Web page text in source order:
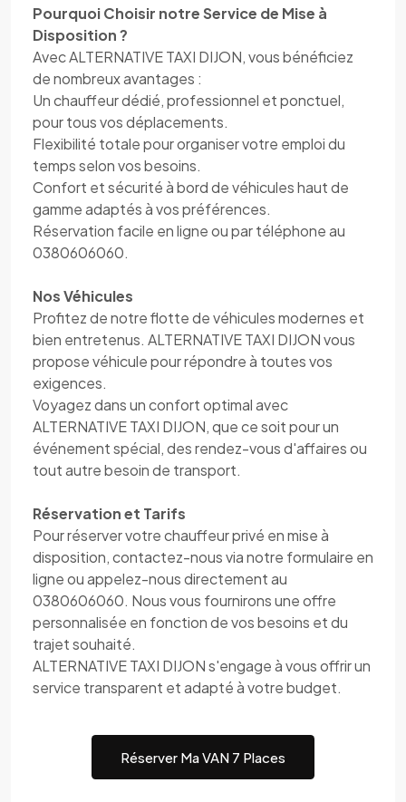
Pourquoi Choisir notre Service de Mise à
Disposition ?
Avec ALTERNATIVE TAXI DIJON, vous bénéficiez
de nombreux avantages :
Un chauffeur dédié, professionnel et ponctuel,
pour tous vos déplacements.
Flexibilité totale pour organiser votre emploi du
temps selon vos besoins.
Confort et sécurité à bord de véhicules haut de
gamme adaptés à vos préférences.
Réservation facile en ligne ou par téléphone au
0380606060.
Nos Véhicules
Profitez de notre flotte de véhicules modernes et
bien entretenus. ALTERNATIVE TAXI DIJON vous
propose véhicule pour répondre à toutes vos
exigences.
Voyagez dans un confort optimal avec
ALTERNATIVE TAXI DIJON, que ce soit pour un
événement spécial, des rendez-vous d'affaires ou
tout autre besoin de transport.
Réservation et Tarifs
Pour réserver votre chauffeur privé en mise à
disposition, contactez-nous via notre formulaire en
ligne ou appelez-nous directement au
0380606060. Nous vous fournirons une offre
personnalisée en fonction de vos besoins et du
trajet souhaité.
ALTERNATIVE TAXI DIJON s'engage à vous offrir un
service transparent et adapté à votre budget.
Réserver Ma VAN 7 Places